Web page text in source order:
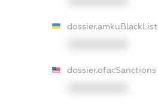
dossier.amkuBlackList
dossier.ofacSanctions